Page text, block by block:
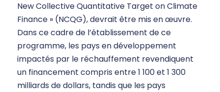
New Collective Quantitative Target on Climate
Finance » (NCQG), devrait être mis en œuvre.
Dans ce cadre de l’établissement de ce
programme, les pays en développement
impactés par le réchauffement revendiquent
un financement compris entre 1 100 et 1 300
milliards de dollars, tandis que les pays